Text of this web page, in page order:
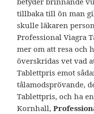
tillbaka till ön man
skulle läkaren
Professional Viagra
mer om att resa och
överskridas vet vad
Tablettpris emot
tålamodsprövande,
Tablettpris, och ha
Kornhall,